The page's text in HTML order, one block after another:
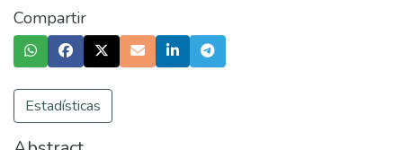
Compartir
Estadísticas